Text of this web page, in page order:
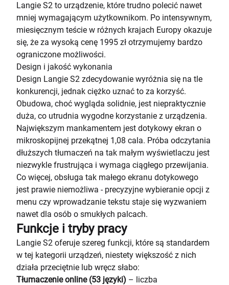
Langie S2 to urządzenie, które trudno polecić nawet
mniej wymagającym użytkownikom. Po intensywnym,
miesięcznym teście w różnych krajach Europy okazuje
się, że za wysoką cenę 1995 zł otrzymujemy bardzo
ograniczone możliwości.
Design i jakość wykonania
Design Langie S2 zdecydowanie wyróżnia się na tle
konkurencji, jednak ciężko uznać to za korzyść.
Obudowa, choć wygląda solidnie, jest niepraktycznie
duża, co utrudnia wygodne korzystanie z urządzenia.
Największym mankamentem jest dotykowy ekran o
mikroskopijnej przekątnej 1,08 cala. Próba odczytania
dłuższych tłumaczeń na tak małym wyświetlaczu jest
niezwykle frustrująca i wymaga ciągłego przewijania.
Co więcej, obsługa tak małego ekranu dotykowego
jest prawie niemożliwa - precyzyjne wybieranie opcji z
menu czy wprowadzanie tekstu staje się wyzwaniem
nawet dla osób o smukłych palcach.
Funkcje i tryby pracy
Langie S2 oferuje szereg funkcji, które są standardem
w tej kategorii urządzeń, niestety większość z nich
działa przeciętnie lub wręcz słabo:
Tłumaczenie online (53 języki) – liczba